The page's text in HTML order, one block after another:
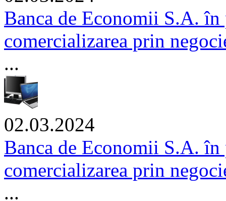
Banca de Economii S.A.
comercializarea prin
...
02.03.2024
Banca de Economii S.A.
comercializarea prin
...